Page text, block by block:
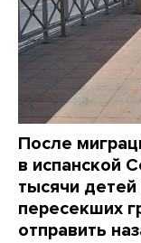
После
в испанской
тысячи
пересекших
отправить